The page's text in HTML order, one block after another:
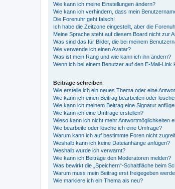
Wie kann ich meine Einstellungen ändern?
Wie kann ich verhindern, dass mein
Die Forenuhr geht falsch!
Ich habe die Zeitzone eingestellt, aber die
Meine Sprache steht auf diesem Board nicht zur
Was sind das für Bilder, die bei meinem
Wie verwende ich einen Avatar?
Was ist mein Rang und wie kann ich ihn ändern?
Wenn ich bei einem Benutzer auf den E-Mail-
Beiträge schreiben
Wie erstelle ich ein neues Thema oder eine
Wie kann ich einen Beitrag bearbeiten oder
Wie kann ich meinem Beitrag eine Signatur
Wie kann ich eine Umfrage erstellen?
Wieso kann ich nicht mehr Antwortmöglichkeiten
Wie bearbeite oder lösche ich eine Umfrage?
Warum kann ich auf bestimmte Foren nicht
Weshalb kann ich keine Dateianhänge anfügen?
Weshalb wurde ich verwarnt?
Wie kann ich Beiträge den Moderatoren melden?
Was bewirkt die „Speichern“-Schaltfläche beim
Warum muss mein Beitrag erst freigegeben
Wie markiere ich ein Thema als neu?